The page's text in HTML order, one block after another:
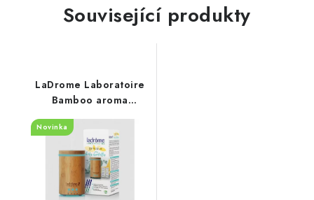
Související produkty
LaDrome Laboratoire
Bamboo aroma
vaporizér
Novinka